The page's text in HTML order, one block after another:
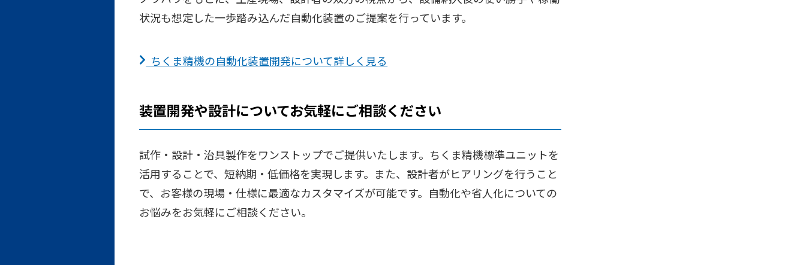
状況も想定した一歩踏み込んだ自動化装置のご提案を行っています。
ちくま精機の自動化装置開発について詳しく見る
装置開発や設計についてお気軽にご相談ください
試作・設計・治具製作をワンストップでご提供いたします。ちくま精機標準ユニットを
活用することで、短納期・低価格を実現します。また、設計者がヒアリングを行うこと
で、お客様の現場・仕様に最適なカスタマイズが可能です。自動化や省人化についての
お悩みをお気軽にご相談ください。